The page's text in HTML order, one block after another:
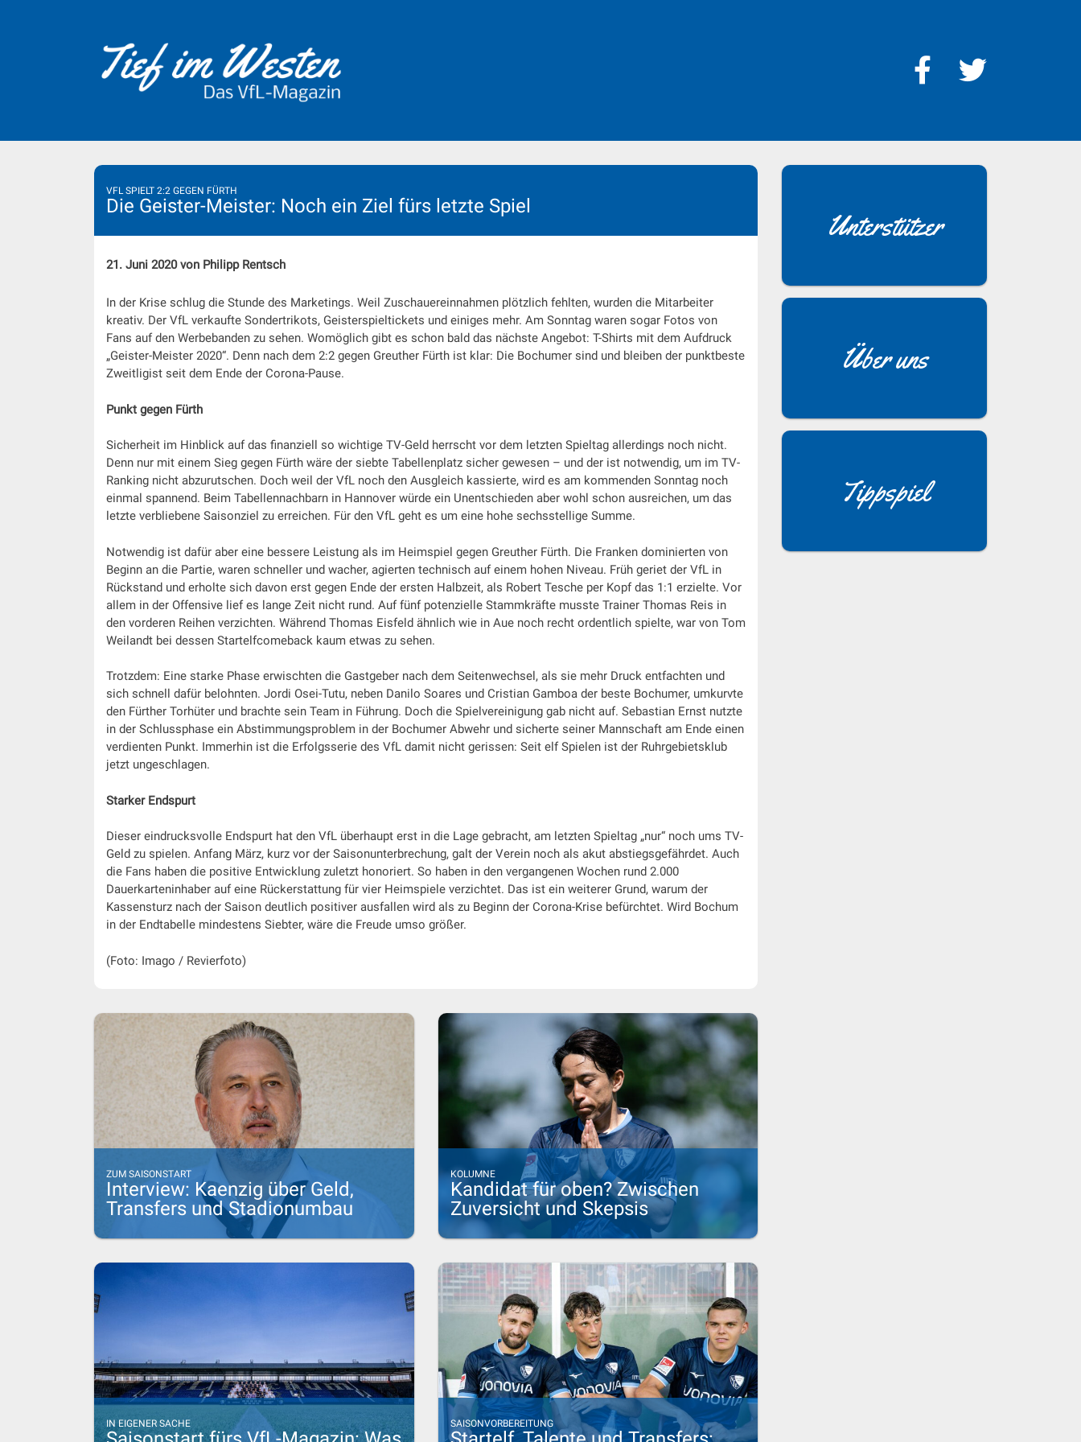
VFL SPIELT 2:2 GEGEN FÜRTH
Die Geister-Meister: Noch ein Ziel fürs letzte Spiel
21. Juni 2020 von Philipp Rentsch
In der Krise schlug die Stunde des Marketings. Weil Zuschauereinnahmen plötzlich fehlten, wurden die Mitarbeiter
kreativ. Der VfL verkaufte Sondertrikots, Geisterspieltickets und einiges mehr. Am Sonntag waren sogar Fotos von
Fans auf den Werbebanden zu sehen. Womöglich gibt es schon bald das nächste Angebot: T-Shirts mit dem Aufdruck
„Geister-Meister 2020“. Denn nach dem 2:2 gegen Greuther Fürth ist klar: Die Bochumer sind und bleiben der punktbeste
Zweitligist seit dem Ende der Corona-Pause.
Punkt gegen Fürth
Sicherheit im Hinblick auf das finanziell so wichtige TV-Geld herrscht vor dem letzten Spieltag allerdings noch nicht.
Denn nur mit einem Sieg gegen Fürth wäre der siebte Tabellenplatz sicher gewesen – und der ist notwendig, um im TV-
Ranking nicht abzurutschen. Doch weil der VfL noch den Ausgleich kassierte, wird es am kommenden Sonntag noch
einmal spannend. Beim Tabellennachbarn in Hannover würde ein Unentschieden aber wohl schon ausreichen, um das
letzte verbliebene Saisonziel zu erreichen. Für den VfL geht es um eine hohe sechsstellige Summe.
Notwendig ist dafür aber eine bessere Leistung als im Heimspiel gegen Greuther Fürth. Die Franken dominierten von
Beginn an die Partie, waren schneller und wacher, agierten technisch auf einem hohen Niveau. Früh geriet der VfL in
Rückstand und erholte sich davon erst gegen Ende der ersten Halbzeit, als Robert Tesche per Kopf das 1:1 erzielte. Vor
allem in der Offensive lief es lange Zeit nicht rund. Auf fünf potenzielle Stammkräfte musste Trainer Thomas Reis in
den vorderen Reihen verzichten. Während Thomas Eisfeld ähnlich wie in Aue noch recht ordentlich spielte, war von Tom
Weilandt bei dessen Startelfcomeback kaum etwas zu sehen.
Trotzdem: Eine starke Phase erwischten die Gastgeber nach dem Seitenwechsel, als sie mehr Druck entfachten und
sich schnell dafür belohnten. Jordi Osei-Tutu, neben Danilo Soares und Cristian Gamboa der beste Bochumer, umkurvte
den Fürther Torhüter und brachte sein Team in Führung. Doch die Spielvereinigung gab nicht auf. Sebastian Ernst nutzte
in der Schlussphase ein Abstimmungsproblem in der Bochumer Abwehr und sicherte seiner Mannschaft am Ende einen
verdienten Punkt. Immerhin ist die Erfolgsserie des VfL damit nicht gerissen: Seit elf Spielen ist der Ruhrgebietsklub
jetzt ungeschlagen.
Starker Endspurt
Dieser eindrucksvolle Endspurt hat den VfL überhaupt erst in die Lage gebracht, am letzten Spieltag „nur“ noch ums TV-
Geld zu spielen. Anfang März, kurz vor der Saisonunterbrechung, galt der Verein noch als akut abstiegsgefährdet. Auch
die Fans haben die positive Entwicklung zuletzt honoriert. So haben in den vergangenen Wochen rund 2.000
Dauerkarteninhaber auf eine Rückerstattung für vier Heimspiele verzichtet. Das ist ein weiterer Grund, warum der
Kassensturz nach der Saison deutlich positiver ausfallen wird als zu Beginn der Corona-Krise befürchtet. Wird Bochum
in der Endtabelle mindestens Siebter, wäre die Freude umso größer.
(Foto: Imago / Revierfoto)
ZUM SAISONSTART
Interview: Kaenzig über Geld,
Transfers und Stadionumbau
KOLUMNE
Kandidat für oben? Zwischen
Zuversicht und Skepsis
IN EIGENER SACHE SAISONVORBEREITUNG
Unterstützer
Über uns
Tippspiel